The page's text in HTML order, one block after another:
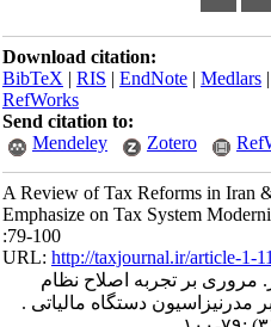
Download citation:
BibTeX|RIS|EndNote|
RefWorks
Send citation to:
Mendeley
Zotero
A Review of Tax Reforms in
Emphasize on Tax System
:79-100
URL:http://taxjournal.ir/article-1-
بر تجربه اصلاح نظام
مدرنیزاسیون دستگاه مالیاتی .